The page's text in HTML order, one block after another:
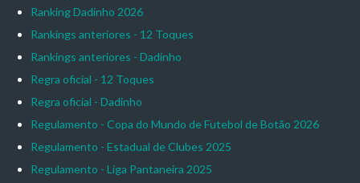
Ranking Dadinho 2026
Rankings anteriores - 12 Toques
Rankings anteriores - Dadinho
Regra oficial - 12 Toques
Regra oficial - Dadinho
Regulamento - Copa do Mundo de Futebol de Botão 2026
Regulamento - Estadual de Clubes 2025
Regulamento - Liga Pantaneira 2025